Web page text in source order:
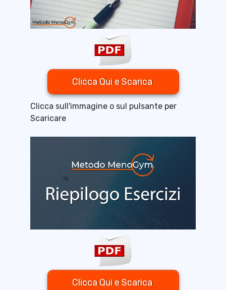
Clicca Qui e Scarica
Clicca sull'immagine o sul pulsante per
Scaricare
Clicca Qui e Scarica